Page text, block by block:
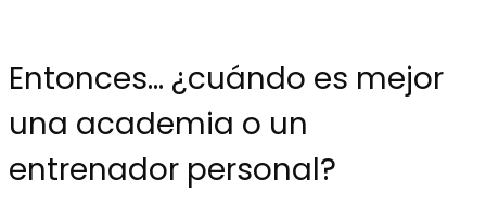
Entonces… ¿cuándo es mejor
una academia o un
entrenador personal?